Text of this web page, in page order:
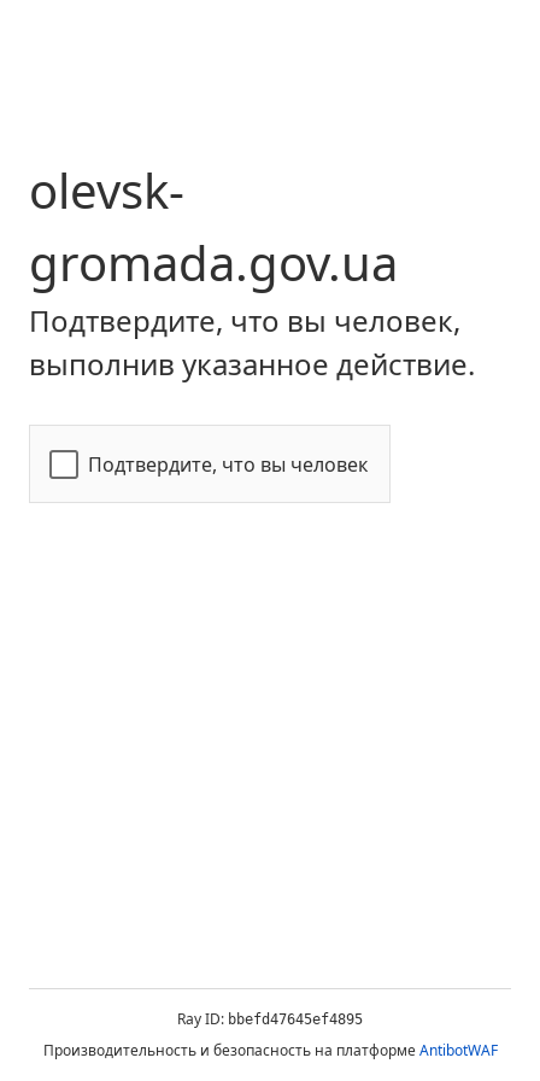
olevsk-
gromada.gov.ua
Подтвердите, что вы человек,
выполнив указанное действие.
Подтвердите, что вы человек
Ray ID: bbefd47645ef4895
Производительность и безопасность на платформеAntibotWAF